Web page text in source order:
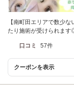
【南町田エリアで数少
たり施術が受けられます
口コミ 57件
クーポンを表示